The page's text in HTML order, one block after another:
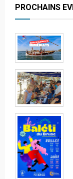
PROCHAINS